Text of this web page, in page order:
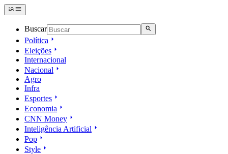
Buscar
Política
Eleições
Internacional
Nacional
Agro
Infra
Esportes
Economia
CNN Money
Inteligência Artificial
Pop
Style